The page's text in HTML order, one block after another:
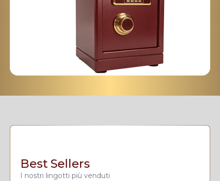
Best Sellers
I nostri lingotti più venduti